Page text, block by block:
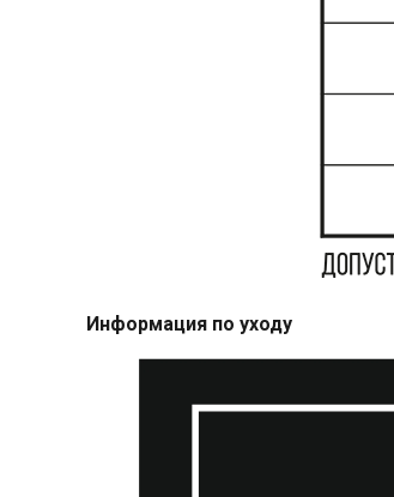
Информация по уходу